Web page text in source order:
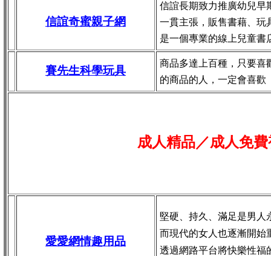
信誼奇蜜親子網
信誼長期致力推廣幼兒早
一貫主張，販售書藉、
是一個專業的線上兒童書
賽先生科學玩具
商品多達上百種，只要喜
的商品的人，一定會喜歡
成人精品／成人免
愛愛網情趣用品
堅硬、持久、滿足是男人
而現代的女人也逐漸開始
透過網路平台將快樂性福